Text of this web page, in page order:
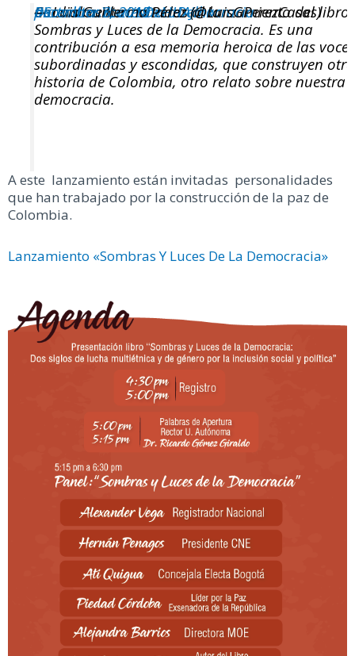
Cordialmente invitados al lanzamiento del libro
Sombras y Luces de la Democracia. Es una
contribución a esa memoria heroica de las voces
subordinadas y escondidas, que construyen otra
historia de Colombia, otro relato sobre nuestra
democracia.
#SombrasYLucesDeLaDemocracia
pic.twitter.com/NhxHHAJlhx
— Luis Guillermo Pérez (@LuisGPerezCasas)
December 3, 2019
A este lanzamiento están invitadas personalidades
que han trabajado por la construcción de la paz de
Colombia.
Lanzamiento «Sombras Y Luces De La Democracia»